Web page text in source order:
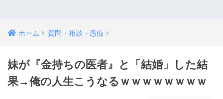
ホーム 質問・相談・愚痴
妹が『金持ちの医者』と「結婚」した結
果→俺の人生こうなるｗｗｗｗｗｗｗｗ